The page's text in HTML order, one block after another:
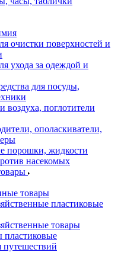
очистки поверхностей и
ухода за одеждой и
для посуды,
воздуха, поглотители
ополаскиватели,
порошки, жидкости
насекомых
товары
пластиковые
товары
пластиковые
путешествий